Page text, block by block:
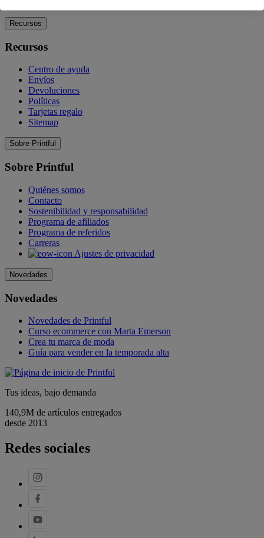
Recursos
Recursos
Centro de ayuda
Envíos
Devoluciones
Políticas
Tarjetas regalo
Sitemap
Sobre Printful
Sobre Printful
Quiénes somos
Contacto
Sostenibilidad y responsabilidad
Programa de afiliados
Programa de referidos
Carreras
Ajustes de privacidad
Novedades
Novedades
Novedades de Printful
Curso ecommerce con Marta Emerson
Crea tu marca de moda
Guía para vender en la temporada alta
Tus ideas, bajo demanda
140,9M de artículos entregados
desde 2013
Redes sociales